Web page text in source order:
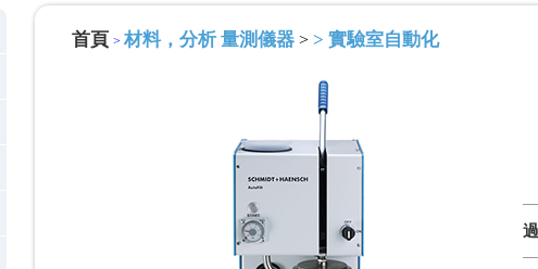
首頁 > 材料，分析 量測儀器 > > 實驗室自動化